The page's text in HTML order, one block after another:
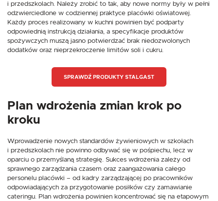
i przedszkolach. Należy zrobić to tak, aby nowe normy były w pełni
odzwierciedlone w codziennej praktyce placówki oświatowej.
Każdy proces realizowany w kuchni powinien być podparty
odpowiednią instrukcją działania, a specyfikacje produktów
spożywczych muszą jasno potwierdzać brak niedozwolonych
dodatków oraz nieprzekroczenie limitów soli i cukru.
SPRAWDŹ PRODUKTY STALGAST
Plan wdrożenia zmian krok po
kroku
Wprowadzenie nowych standardów żywieniowych w szkołach
i przedszkolach nie powinno odbywać się w pośpiechu, lecz w
oparciu o przemyślaną strategię. Sukces wdrożenia zależy od
sprawnego zarządzania czasem oraz zaangażowania całego
personelu placówki – od kadry zarządzającej po pracowników
odpowiadających za przygotowanie posiłków czy zamawianie
cateringu. Plan wdrożenia powinien koncentrować się na etapowym